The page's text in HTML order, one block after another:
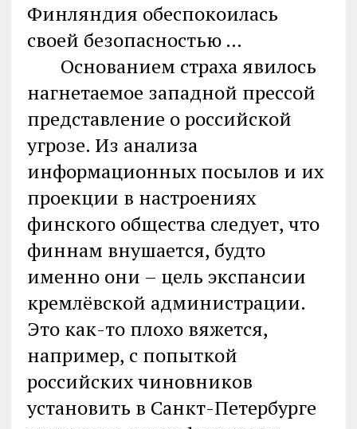
Финляндия обеспокоилась
своей безопасностью …
Основанием страха явилось
нагнетаемое западной прессой
представление о российской
угрозе. Из анализа
информационных посылов и их
проекции в настроениях
финского общества следует, что
финнам внушается, будто
именно они – цель экспансии
кремлёвской администрации.
Это как-то плохо вяжется,
например, с попыткой
российских чиновников
установить в Санкт-Петербурге